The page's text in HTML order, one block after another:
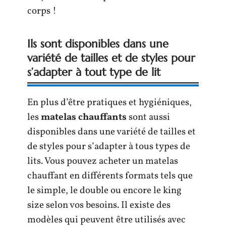
corps !
Ils sont disponibles dans une
variété de tailles et de styles pour
s’adapter à tout type de lit
En plus d’être pratiques et hygiéniques,
lesmatelas chauffantssont aussi
disponibles dans une variété de tailles et
de styles pour s’adapter à tous types de
lits. Vous pouvez acheter un matelas
chauffant en différents formats tels que
le simple, le double ou encore le king
size selon vos besoins. Il existe des
modèles qui peuvent être utilisés avec